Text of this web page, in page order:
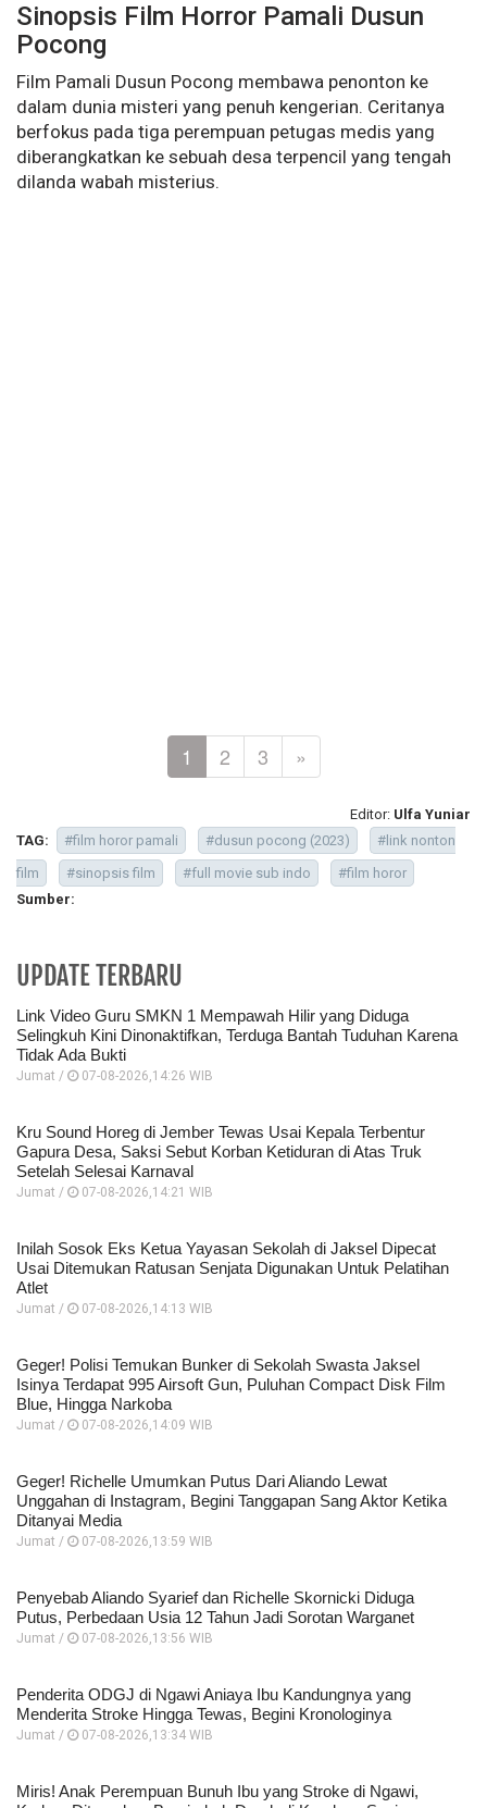
Sinopsis Film Horror Pamali Dusun
Pocong
Film Pamali Dusun Pocong membawa penonton ke
dalam dunia misteri yang penuh kengerian. Ceritanya
berfokus pada tiga perempuan petugas medis yang
diberangkatkan ke sebuah desa terpencil yang tengah
dilanda wabah misterius.
1 2 3 »
Editor: Ulfa Yuniar
TAG:
#film horor pamali #dusun pocong (2023)
#link nonton
film
#sinopsis film #full movie sub indo
#film horor
Sumber:
UPDATE TERBARU
Link Video Guru SMKN 1 Mempawah Hilir yang Diduga
Selingkuh Kini Dinonaktifkan, Terduga Bantah Tuduhan Karena
Tidak Ada Bukti
Jumat / 07-08-2026,14:26 WIB
Kru Sound Horeg di Jember Tewas Usai Kepala Terbentur
Gapura Desa, Saksi Sebut Korban Ketiduran di Atas Truk
Setelah Selesai Karnaval
Jumat / 07-08-2026,14:21 WIB
Inilah Sosok Eks Ketua Yayasan Sekolah di Jaksel Dipecat
Usai Ditemukan Ratusan Senjata Digunakan Untuk Pelatihan
Atlet
Jumat / 07-08-2026,14:13 WIB
Geger! Polisi Temukan Bunker di Sekolah Swasta Jaksel
Isinya Terdapat 995 Airsoft Gun, Puluhan Compact Disk Film
Blue, Hingga Narkoba
Jumat / 07-08-2026,14:09 WIB
Geger! Richelle Umumkan Putus Dari Aliando Lewat
Unggahan di Instagram, Begini Tanggapan Sang Aktor Ketika
Ditanyai Media
Jumat / 07-08-2026,13:59 WIB
Penyebab Aliando Syarief dan Richelle Skornicki Diduga
Putus, Perbedaan Usia 12 Tahun Jadi Sorotan Warganet
Jumat / 07-08-2026,13:56 WIB
Penderita ODGJ di Ngawi Aniaya Ibu Kandungnya yang
Menderita Stroke Hingga Tewas, Begini Kronologinya
Jumat / 07-08-2026,13:34 WIB
Miris! Anak Perempuan Bunuh Ibu yang Stroke di Ngawi,